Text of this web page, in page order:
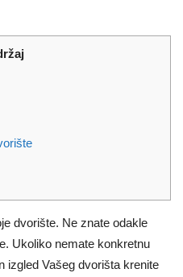
dvorište. Ne znate odakle
Ukoliko nemate konkretnu
izgled Vašeg dvorišta krenite